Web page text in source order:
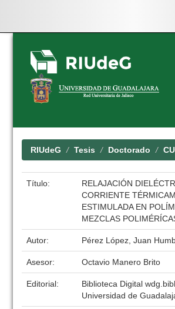
Skip
navigation
RIUdeG Tesis Doctorado
Título:
RELAJACIÓN
CORRIENTE
ESTIMULADA EN
MEZCLAS
Autor: Pérez López, Juan
Asesor: Octavio Manero Brito
Editorial:
Biblioteca Digital
Universidad de